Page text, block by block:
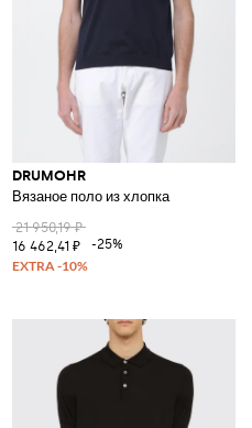
DRUMOHR
Вязаное поло из хлопка
21 950,19 ₽
16 462,41 ₽
-25%